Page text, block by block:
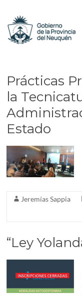
contenido
y
Formación
Neuquén
Prácticas
la
Estado
Jeremías Sappia
“Ley